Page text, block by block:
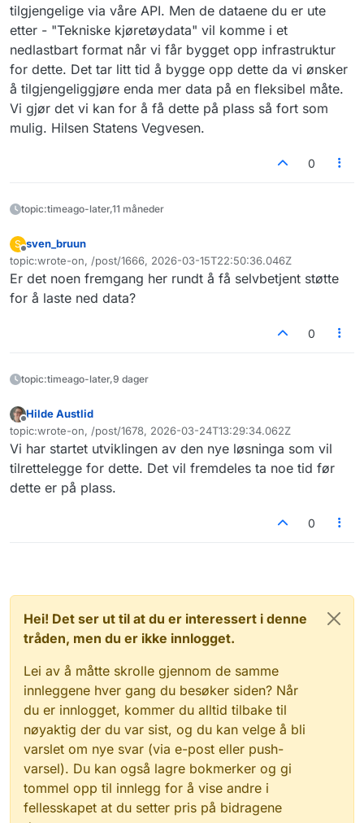
tilgjengelige via våre API. Men de dataene du er ute
etter - "Tekniske kjøretøydata" vil komme i et
nedlastbart format når vi får bygget opp infrastruktur
for dette. Det tar litt tid å bygge opp dette da vi ønsker
å tilgjengeliggjøre enda mer data på en fleksibel måte.
Vi gjør det vi kan for å få dette på plass så fort som
mulig. Hilsen Statens Vegvesen.
0
topic:timeago-later,11 måneder
S
Frakoblet
sven_bruun
topic:wrote-on, /post/1666, 2026-03-15T22:50:36.046Z
Sist endret av
Er det noen fremgang her rundt å få selvbetjent støtte
for å laste ned data?
0
topic:timeago-later,9 dager
Frakoblet
Hilde Austlid
topic:wrote-on, /post/1678, 2026-03-24T13:29:34.062Z
Sist endret av
Vi har startet utviklingen av den nye løsninga som vil
tilrettelegge for dette. Det vil fremdeles ta noe tid før
dette er på plass.
0
Hei! Det ser ut til at du er interessert i denne
tråden, men du er ikke innlogget.
Lei av å måtte skrolle gjennom de samme
innleggene hver gang du besøker siden? Når
du er innlogget, kommer du alltid tilbake til
nøyaktig der du var sist, og du kan velge å bli
varslet om nye svar (via e-post eller push-
varsel). Du kan også lagre bokmerker og gi
tommel opp til innlegg for å vise andre i
fellesskapet at du setter pris på bidragene